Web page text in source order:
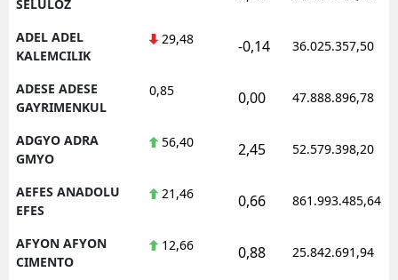
SELULOZ
ADEL ADEL
KALEMCILIK
29,48 -0,14 36.025.357,50
ADESE ADESE
GAYRIMENKUL
0,85 0,00 47.888.896,78
ADGYO ADRA
GMYO
56,40 2,45 52.579.398,20
AEFES ANADOLU
EFES
21,46 0,66 861.993.485,64
AFYON AFYON
CIMENTO
12,66 0,88 25.842.691,94